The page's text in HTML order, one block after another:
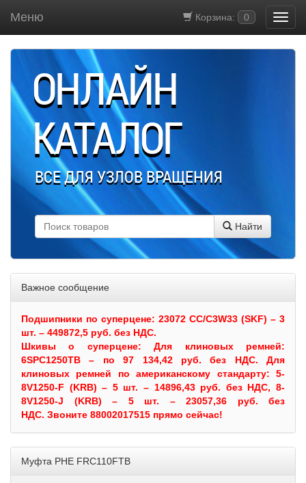
Корзина: 0
Меню
ОНЛАЙН
КАТАЛОГ
ВСЕ ДЛЯ УЗЛОВ ВРАЩЕНИЯ
Найти
Важное сообщение
Подшипники по суперцене: 23072 CC/C3W33 (SKF) – 3
шт. – 449872,5 руб. без НДС.
Шкивыо суперцене:Для клиновых ремней:
6SPC1250TB – по 97 134,42 руб. без НДС. Для
клиновых ремней по американскому стандарту: 5-
8V1250-F (KRB) – 5 шт. – 14896,43 руб. без НДС, 8-
8V1250-J (KRB) – 5 шт. – 23057,36 руб. без
НДС. Звоните 88002017515 прямо сейчас!
Муфта PHE FRC110FTB